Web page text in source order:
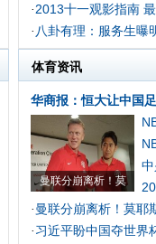
· 2013十一观影指南
· 八卦有理：服务生曝
体育资讯
华商报：恒大让中国
曼联分崩离析！莫
· 曼联分崩离析！莫耶
· 习近平盼中国夺世界